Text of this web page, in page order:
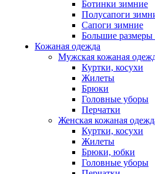
Ботинки зимние
Полусапоги
Сапоги зимние
Большие размеры
Кожаная одежда
Мужская кожаная
Куртки, косухи
Жилеты
Брюки
Головные уборы
Перчатки
Женская кожаная
Куртки, косухи
Жилеты
Брюки, юбки
Головные уборы